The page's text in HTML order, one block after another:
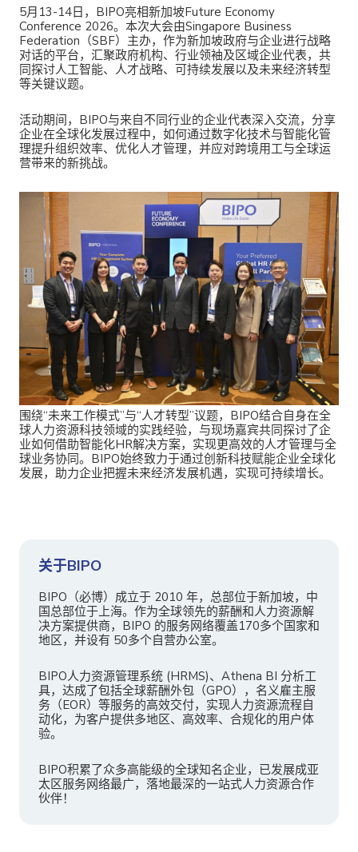
5月13-14日，BIPO亮相新加坡Future Economy
Conference 2026。本次大会由Singapore Business
Federation（SBF）主办，作为新加坡政府与企业进行战略
对话的平台，汇聚政府机构、行业领袖及区域企业代表，共
同探讨人工智能、人才战略、可持续发展以及未来经济转型
等关键议题。
活动期间，BIPO与来自不同行业的企业代表深入交流，分享
企业在全球化发展过程中，如何通过数字化技术与智能化管
理提升组织效率、优化人才管理，并应对跨境用工与全球运
营带来的新挑战。
围绕“未来工作模式”与“人才转型”议题，BIPO结合自身在全
球人力资源科技领域的实践经验，与现场嘉宾共同探讨了企
业如何借助智能化HR解决方案，实现更高效的人才管理与全
球业务协同。BIPO始终致力于通过创新科技赋能企业全球化
发展，助力企业把握未来经济发展机遇，实现可持续增长。
关于BIPO
BIPO（必博）成立于 2010 年，总部位于新加坡，中
国总部位于上海。作为全球领先的薪酬和人力资源解
决方案提供商，BIPO 的服务网络覆盖170多个国家和
地区，并设有 50多个自营办公室。
BIPO人力资源管理系统 (HRMS)、Athena BI 分析工
具，达成了包括全球薪酬外包（GPO），名义雇主服
务（EOR）等服务的高效交付，实现人力资源流程自
动化，为客户提供多地区、高效率、合规化的用户体
验。
BIPO积累了众多高能级的全球知名企业，已发展成亚
太区服务网络最广，落地最深的一站式人力资源合作
伙伴！